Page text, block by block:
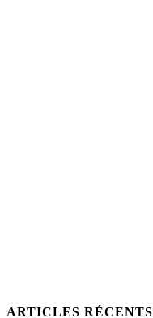
ARTICLES RÉCENTS